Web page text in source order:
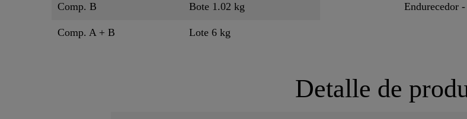
Comp. B Bote 1.02 kg
Comp. A + B Lote 6 kg
Endurecedor
Detalle de